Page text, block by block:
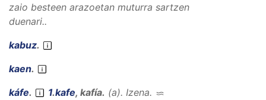
zaio besteen arazoetan muturra sartzen
duenari..
kabuz.
kaen.
káfe. 1.kafe, kafía. (a). Izena.